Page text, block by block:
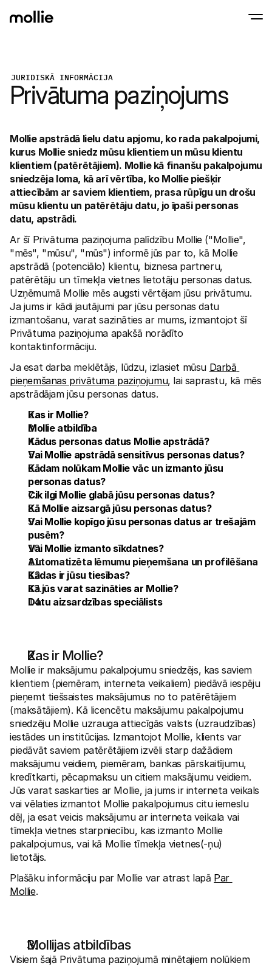
JURIDISKĀ INFORMĀCIJA
Privātuma paziņojums
Mollie apstrādā lielu datu apjomu, ko rada pakalpojumi,
kurus Mollie sniedz mūsu klientiem un mūsu klientu
klientiem (patērētājiem). Mollie kā finanšu pakalpojumu
sniedzēja loma, kā arī vērtība, ko Mollie piešķir
attiecībām ar saviem klientiem, prasa rūpīgu un drošu
mūsu klientu un patērētāju datu, jo īpaši personas
datu, apstrādi.
Ar šī Privātuma paziņojuma palīdzību Mollie ("Mollie",
"mēs", "mūsu", "mūs") informē jūs par to, kā Mollie
apstrādā (potenciālo) klientu, biznesa partneru,
patērētāju un tīmekļa vietnes lietotāju personas datus.
Uzņēmumā Mollie mēs augsti vērtējam jūsu privātumu.
Ja jums ir kādi jautājumi par jūsu personas datu
izmantošanu, varat sazināties ar mums, izmantojot šī
Privātuma paziņojuma apakšā norādīto
kontaktinformāciju.
Ja esat darba meklētājs, lūdzu, izlasiet mūsu Darbā
pieņemšanas privātuma paziņojumu, lai saprastu, kā mēs
apstrādājam jūsu personas datus.
Kas ir Mollie?
Mollie atbildība
Kādus personas datus Mollie apstrādā?
Vai Mollie apstrādā sensitīvus personas datus?
Kādam nolūkam Mollie vāc un izmanto jūsu
personas datus?
Cik ilgi Mollie glabā jūsu personas datus?
Kā Mollie aizsargā jūsu personas datus?
Vai Mollie kopīgo jūsu personas datus ar trešajām
pusēm?
Vai Mollie izmanto sīkdatnes?
Automatizēta lēmumu pieņemšana un profilēšana
Kādas ir jūsu tiesības?
Kā jūs varat sazināties ar Mollie?
Datu aizsardzības speciālists
Kas ir Mollie?
Mollie ir maksājumu pakalpojumu sniedzējs, kas saviem
klientiem (piemēram, interneta veikaliem) piedāvā iespēju
pieņemt tiešsaistes maksājumus no to patērētājiem
(maksātājiem). Kā licencētu maksājumu pakalpojumu
sniedzēju Mollie uzrauga attiecīgās valsts (uzraudzības)
iestādes un institūcijas. Izmantojot Mollie, klients var
piedāvāt saviem patērētājiem izvēli starp dažādiem
maksājumu veidiem, piemēram, bankas pārskaitījumu,
kredītkarti, pēcapmaksu un citiem maksājumu veidiem.
Jūs varat saskarties ar Mollie, ja jums ir interneta veikals
vai vēlaties izmantot Mollie pakalpojumus citu iemeslu
dēļ, ja esat veicis maksājumu ar interneta veikala vai
tīmekļa vietnes starpniecību, kas izmanto Mollie
pakalpojumus, vai kā Mollie tīmekļa vietnes(-ņu)
lietotājs.
Plašāku informāciju par Mollie var atrast lapā Par
Mollie.
Mollijas atbildības
Visiem šajā Privātuma paziņojumā minētajiem nolūkiem
Tap to Pay iPhone
Pieņemiet bezsaistes maksājumus savā
Uzzināt vairāk
Pieņemiet un
maksājumus
un ierīcēm
Apmaksa
Piedāvājiet
kas optimizēts
Periodiskie
Iekasējiet periodiskos
abonementu
Maksājumu
Partneri
Aģentūrām
Uzziniet par mūsu aģentūru sadarbības programmu
Izstrādātāju portāls
Atklājiet izstrādātāju resursus un jaunumus
Bibliotēkas
Integrējiet Mollie ar gatavām bibliotēkām
Discord kopiena
Pievienojieties mūsu izstrādātāju kopienai
Par Mollie
Cenas
Skatīt mūsu cenas
Par mums
Uzziniet vairāk par mūsu stāstu un
vērtībām
Jaunumi
Lasiet jaunākās Mollie ziņas
Karjeras
Nāc strādāt pie mums – mēs
meklējam kolēģus!
Sazināties
Pircējiem
Uzziniet, kāpēc Mollie ir jūsu bankas izrakstā
Mollie klientiem
Sazinieties ar mūsu klientu atbalsta komandu
Sazinieties ar pārdošanas komandu
Atklājiet, kā mēs varam palīdzēt jūsu uzņēmumam